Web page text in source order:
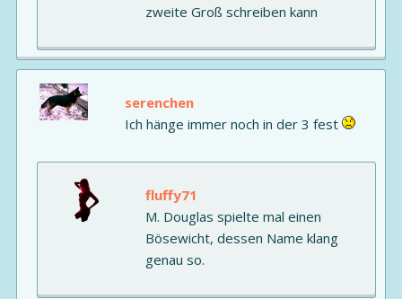
zweite Groß schreiben kann
serenchen
Ich hänge immer noch in der 3 fest
fluffy71
M. Douglas spielte mal einen
Bösewicht, dessen Name klang
genau so.